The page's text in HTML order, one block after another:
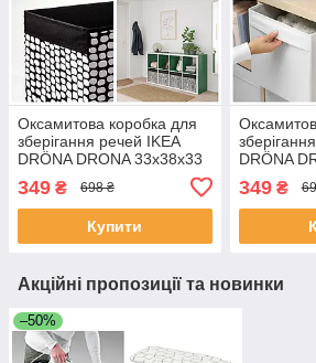
Оксамитова коробка для
зберігання речей IKEA
DRÖNA DRONA 33x38x33
органайзер для одягу
білизни іграшок
349 ₴ 698 ₴
Купити
DRÖNA
см білий
одягу
349₴
Акційні пропозиції та новинки
–50%